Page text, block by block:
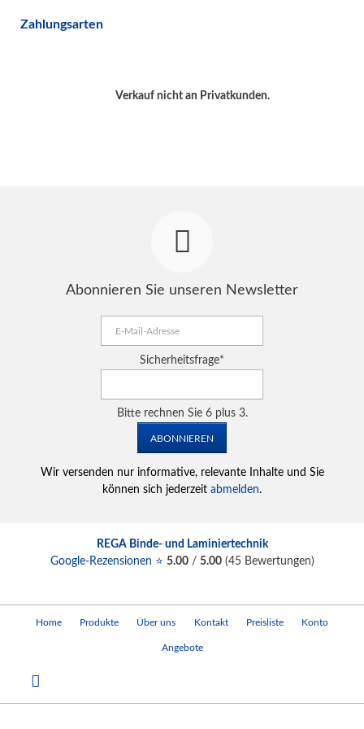
Zahlungsarten
Verkauf nicht an Privatkunden.
Abonnieren Sie unseren Newsletter
Adresse
Pflichtfeld
Sicherheitsfrage*
Bitte rechnen Sie 6 plus 3.
ABONNIEREN
Wir versenden nur informative, relevante Inhalte und Sie
können sich jederzeit abmelden.
Home Produkte Über uns Kontakt Preisliste Konto
Angebote
REGA Binde- und Laminiertechnik
Google-Rezensionen ⭐ 5.00/ 5.00(45Bewertungen)